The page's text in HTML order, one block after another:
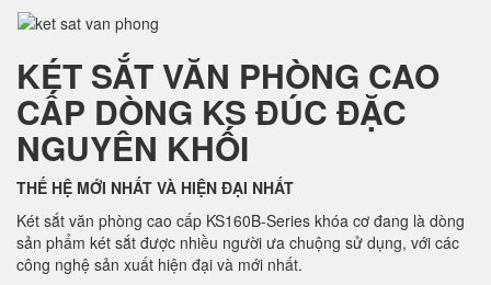
KÉT SẮT VĂN PHÒNG CAO
CẤP DÒNG KS ĐÚC ĐẶC
NGUYÊN KHỐI
THẾ HỆ MỚI NHẤT VÀ HIỆN ĐẠI NHẤT
Két sắt văn phòng cao cấp KS160B-Series khóa cơ đang là dòng
sản phẩm két sắt được nhiều người ưa chuộng sử dụng, với các
công nghệ sản xuất hiện đại và mới nhất.